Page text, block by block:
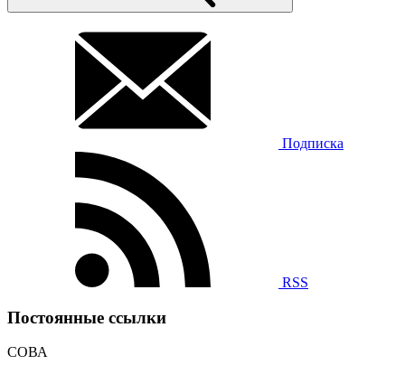
Подписка
RSS
Постоянные ссылки
СОВА